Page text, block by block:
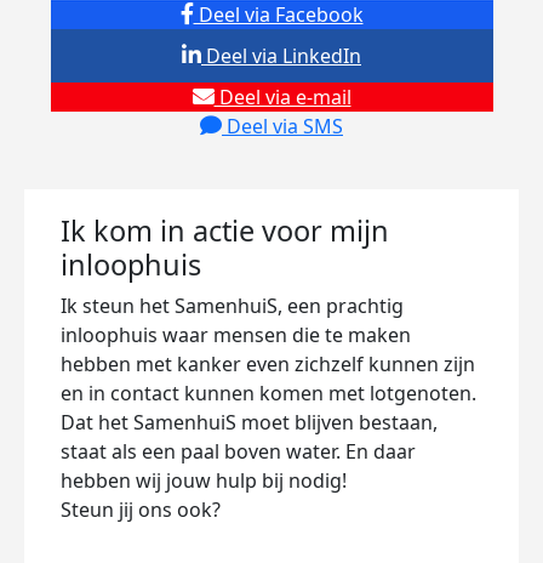
Deel via Facebook
Deel via e-mail
Deel via SMS
Deel via LinkedIn
Ik kom in actie voor mijn
inloophuis
Ik steun het SamenhuiS, een prachtig
inloophuis waar mensen die te maken
hebben met kanker even zichzelf kunnen zijn
en in contact kunnen komen met lotgenoten.
Dat het SamenhuiS moet blijven bestaan,
staat als een paal boven water. En daar
hebben wij jouw hulp bij nodig!
Steun jij ons ook?